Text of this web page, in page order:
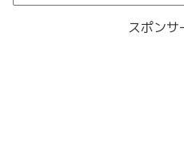
スポンサ